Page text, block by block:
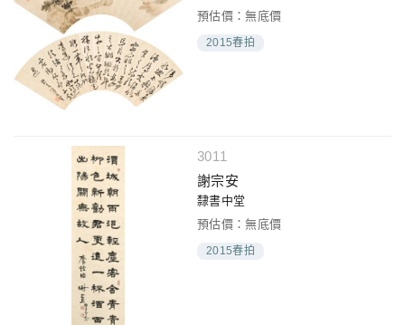
預估價：無底價
2015春拍
3011
謝宗安
隸書中堂
預估價：無底價
2015春拍